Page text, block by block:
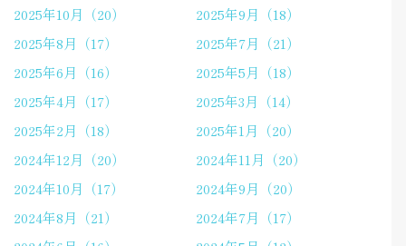
2025年10月（20）
2025年9月（18）
2025年8月（17）
2025年7月（21）
2025年6月（16）
2025年5月（18）
2025年4月（17）
2025年3月（14）
2025年2月（18）
2025年1月（20）
2024年12月（20）
2024年11月（20）
2024年10月（17）
2024年9月（20）
2024年8月（21）
2024年7月（17）